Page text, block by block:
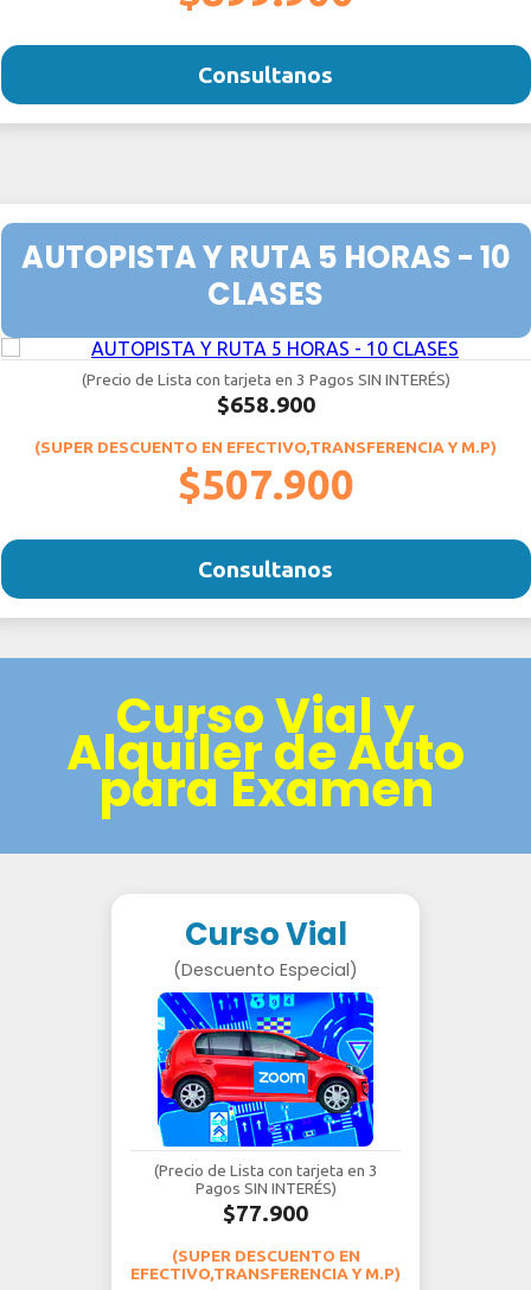
Consultanos
AUTOPISTA Y RUTA 5 HORAS - 10
CLASES
(Precio de Lista con tarjeta en 3 Pagos SIN INTERÉS)
$658.900
(SUPER DESCUENTO EN EFECTIVO,TRANSFERENCIA Y M.P)
$507.900
Consultanos
Curso Vial y
Alquiler de Auto
para Examen
Curso Vial
(Descuento Especial)
(Precio de Lista con tarjeta en 3
Pagos SIN INTERÉS)
$77.900
(SUPER DESCUENTO EN
EFECTIVO,TRANSFERENCIA Y M.P)